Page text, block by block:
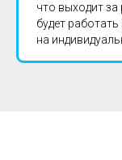
что выходит
будет
на